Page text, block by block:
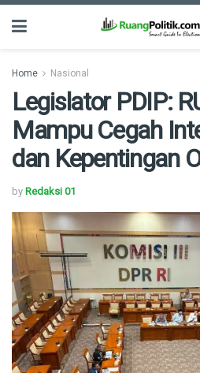
Home Nasional
Legislator PDIP:
Mampu Cegah
dan Kepentingan
by Redaksi 01